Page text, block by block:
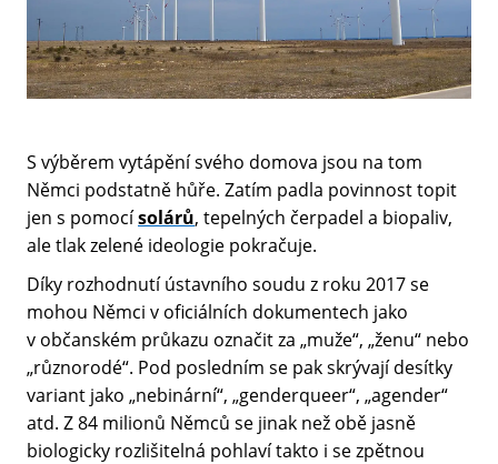
S výběrem vytápění svého domova jsou na tom
Němci podstatně hůře. Zatím padla povinnost topit
jen s pomocísolárů, tepelných čerpadel a biopaliv,
ale tlak zelené ideologie pokračuje.
Díky rozhodnutí ústavního soudu z roku 2017 se
mohou Němci v oficiálních dokumentech jako
v občanském průkazu označit za „muže“, „ženu“ nebo
„různorodé“. Pod posledním se pak skrývají desítky
variant jako „nebinární“, „genderqueer“, „agender“
atd. Z 84 milionů Němců se jinak než obě jasně
biologicky rozlišitelná pohlaví takto i se zpětnou